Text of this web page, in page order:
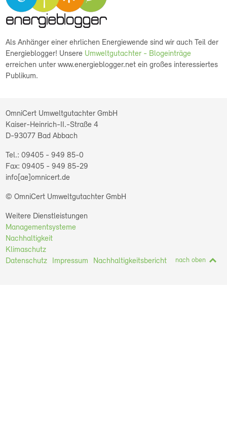
Als Anhänger einer ehrlichen Energiewende sind wir auch Teil der
Energieblogger! Unsere Umweltgutachter - Blogeinträge
erreichen unter www.energieblogger.net ein großes interessiertes
Publikum.
OmniCert Umweltgutachter GmbH
Kaiser-Heinrich-II.-Straße 4
D-93077 Bad Abbach
09405 - 949 85-0
09405 - 949 85-29
info[ae]omnicert.de
© OmniCert Umweltgutachter GmbH
Weitere Dienstleistungen
Managementsysteme
Nachhaltigkeit
Klimaschutz
Datenschutz
Impressum Nachhaltigkeitsbericht nach oben